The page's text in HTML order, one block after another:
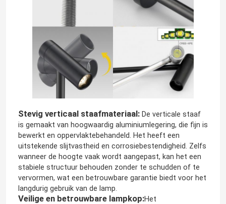
Stevig verticaal staafmateriaal: De verticale staaf
is gemaakt van hoogwaardig aluminiumlegering, die fijn is
bewerkt en oppervlaktebehandeld. Het heeft een
uitstekende slijtvastheid en corrosiebestendigheid. Zelfs
wanneer de hoogte vaak wordt aangepast, kan het een
stabiele structuur behouden zonder te schudden of te
vervormen, wat een betrouwbare garantie biedt voor het
langdurig gebruik van de lamp.
Veilige en betrouwbare lampkop:Het